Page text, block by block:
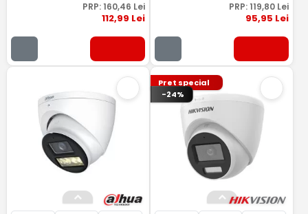
PRP: 160,46 Lei
112,99 Lei
PRP: 119,80 Lei
95,95 Lei
Pret special
-24%